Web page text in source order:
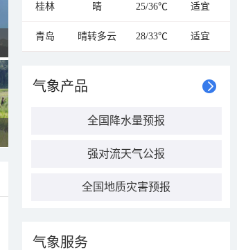
桂林 晴 25/36℃ 适宜
青岛 晴转多云 28/33℃ 适宜
气象产品
全国降水量预报
强对流天气公报
全国地质灾害预报
气象服务